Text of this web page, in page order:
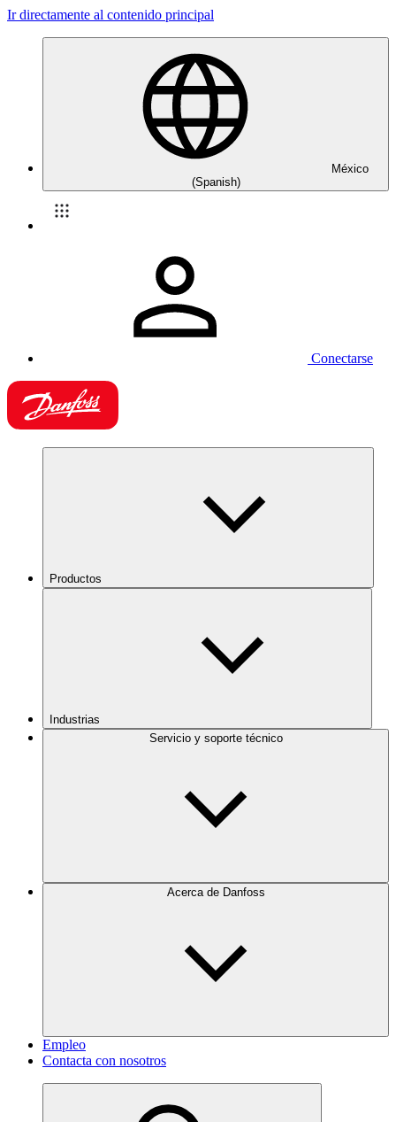
Ir directamente al contenido principal
México
(Spanish)
Conectarse
Productos
Industrias
Servicio y soporte técnico
Acerca de Danfoss
Empleo
Contacta con nosotros